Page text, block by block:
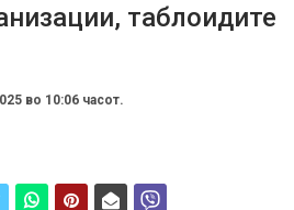
таблоидите
во 10:06 часот.